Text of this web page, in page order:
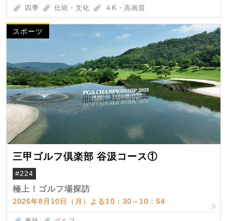
四季 伝統・文化 ４K・高画質
スポーツ
三甲ゴルフ倶楽部 谷汲コース①
#224
極上！ゴルフ場探訪
2026年8月10日（月）よる10：30～10：54